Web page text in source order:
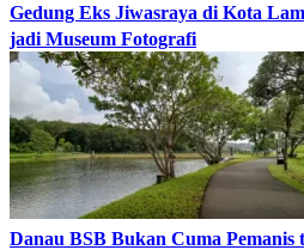
Gedung Eks Jiwasraya di Kota
jadi Museum Fotografi
Danau BSB Bukan Cuma Pemanis